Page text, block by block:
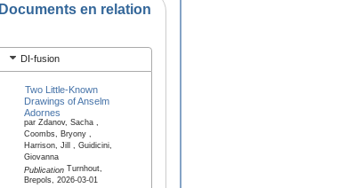
Documents en relation
DI-fusion
Two Little-Known
Drawings of Anselm
Adornes
par Zdanov, Sacha ,
Coombs, Bryony ,
Harrison, Jill , Guidicini,
Giovanna
PublicationTurnhout,
Brepols, 2026-03-01